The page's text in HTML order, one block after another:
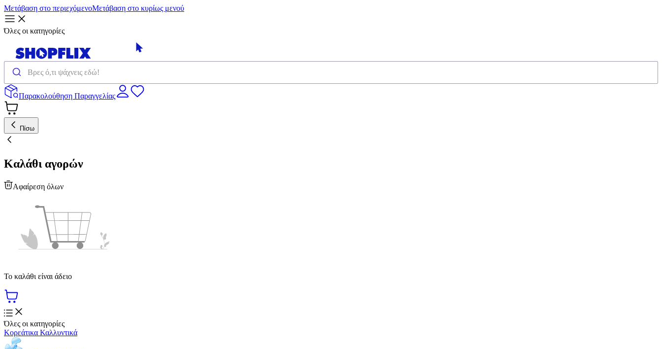
Μετάβαση στο περιεχόμενοΜετάβαση στο κυρίως μενού
Όλες οι κατηγορίες
Παρακολούθηση Παραγγελίας
Πίσω
Καλάθι αγορών
Αφαίρεση όλων
Το καλάθι είναι άδειο
Όλες οι κατηγορίες
Κορεάτικα Καλλυντικά